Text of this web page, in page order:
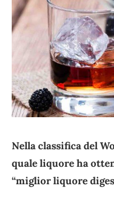
Nella classifica del
quale liquore ha
“miglior liquore